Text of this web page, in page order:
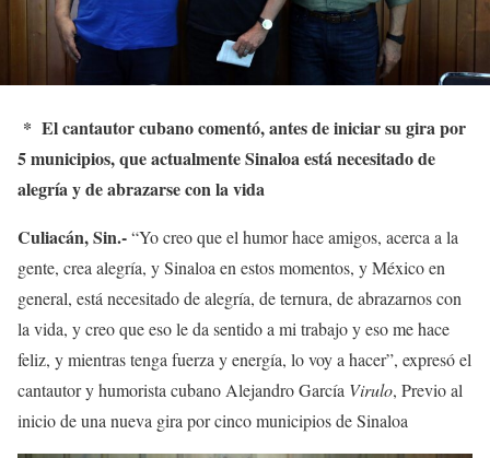
* El cantautor cubano comentó, antes de iniciar su gira por
5 municipios, que actualmente Sinaloa está necesitado de
alegría y de abrazarse con la vida
Culiacán, Sin.-“Yo creo que el humor hace amigos, acerca a la
gente, crea alegría, y Sinaloa en estos momentos, y México en
general, está necesitado de alegría, de ternura, de abrazarnos con
la vida, y creo que eso le da sentido a mi trabajo y eso me hace
feliz, y mientras tenga fuerza y energía, lo voy a hacer”, expresó el
cantautor y humorista cubano Alejandro García Virulo, Previo al
inicio de una nueva gira por cinco municipios de Sinaloa